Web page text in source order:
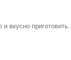
вкусно приготовить.